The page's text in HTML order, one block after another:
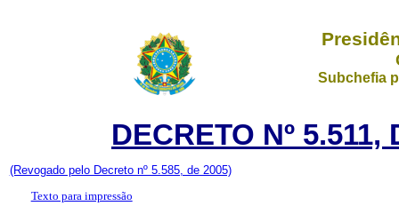
Subchefia
DECRETO Nº
(Revogado pelo Decreto nº 5.585, de 2005)
Texto para impressão